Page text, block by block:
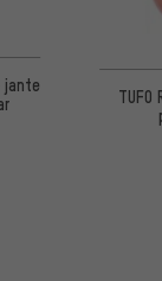
5 avis
jante